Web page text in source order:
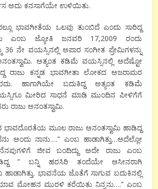
ಅದು ಕನಸಾಗೆಯೇ ಉಳಿಯಿತು.
ಭಾವಗೀತೆಯ ಒಲವು ತುಂಬಿದೆ ಎಂದು ಸಾರಿದ್ದ
ಎಂಬ ಜ್ಯೋತಿ ಜನವರಿ 17,2009 ರಂದು
ನೇ ವಯಸ್ಸಿನಲ್ಲಿ ಅಪಾರ ಸಂಗೀತ ಪ್ರೇಮಿಗಳನ್ನು
ಅತ್ಯಂತ ಕಡಿಮೆ ವಯಸ್ಸಿನಲ್ಲಿ ಅದೆಷ್ಟೋ
ರಾಜು ಕನ್ನಡ ಭಾವಗೀತಾ ಲೋಕದ ಅಜರಾಮರ
ಹಾಗಾಗಿಯೇ ಬದುಕಿದ್ದ ಅತ್ಯಂತ ಕಡಿಮೆ
ಮೀರಿದ ಸಾಧನೆ ಮಾಡಿ ಮುಂದಿನ ಪೀಳಿಗೆಗೆ
ರಾಜು ಅನಂತಸ್ವಾಮಿ.
ಭಾವದೊರತೆಯ ಮೂಲ ರಾಜು ಅನಂತಸ್ವಾಮಿ ಹಾಡಿದ್ದ
ಅಂದು ನಾನು….” ಎಂಬ ಹಾಡಾಗಿತ್ತು…ಅದೆಲ್ಲೋ
ಜೀವ ಬಂದಿದ್ದು ಅದೇ ರಾಜು ಎಂಬ
” ಬನ್ನಿ ಹರಸಿರಿ ತಂದೆಯೇ ಆಸೀನರಾಗಿ
ಭಾವನೆಯ ಜೊತೆಗೆ ಸಾಗುವ ಬದುಕಿನಲ್ಲಿ
ಮೋಹನ ಮುರಳಿ ಕರೆಯಿತು ನಿನ್ನನು….” ಎಂಬ